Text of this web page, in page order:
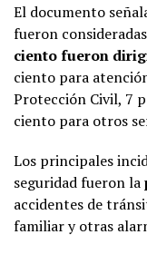
El documento
fueron
ciento fueron
ciento para
Protección Civil, 7
ciento para otros
Los principales
seguridad fueron la
accidentes de
familiar y otras